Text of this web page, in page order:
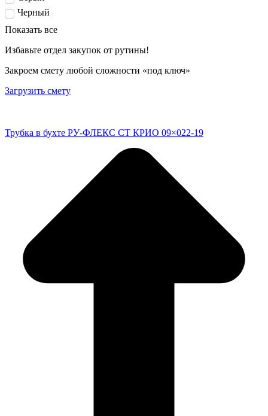
Черный
Показать все
Избавьте отдел закупок от рутины!
Закроем смету любой сложности «под ключ»
Загрузить смету
Трубка в бухте РУ-ФЛЕКС СТ КРИО 09×022-19